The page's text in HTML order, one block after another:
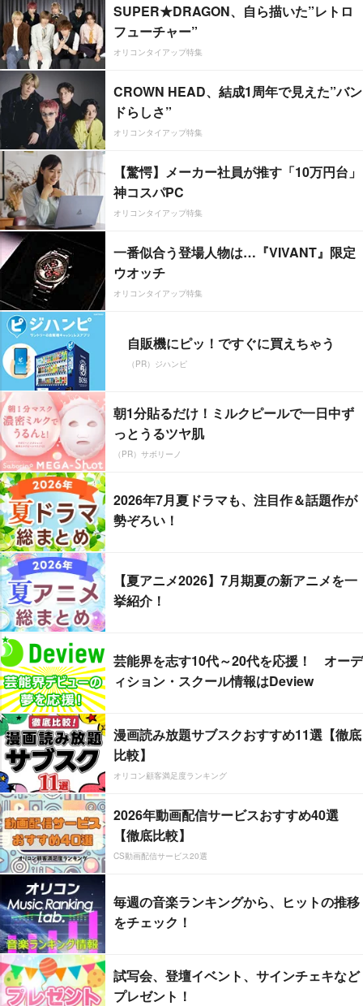
SUPER★DRAGON、自ら描いた”レトロ
フューチャー”
オリコンタイアップ特集
CROWN HEAD、結成1周年で見えた”バン
ドらしさ”
オリコンタイアップ特集
【驚愕】メーカー社員が推す「10万円台」
神コスパPC
オリコンタイアップ特集
一番似合う登場人物は…『VIVANT』限定
ウオッチ
オリコンタイアップ特集
自販機にピッ！ですぐに買えちゃう
（PR）ジハンピ
朝1分貼るだけ！ミルクピールで一日中ず
っとうるツヤ肌
（PR）サボリーノ
2026年7月夏ドラマも、注目作＆話題作が
勢ぞろい！
【夏アニメ2026】7月期夏の新アニメを一
挙紹介！
芸能界を志す10代～20代を応援！ オーデ
ィション・スクール情報はDeview
漫画読み放題サブスクおすすめ11選【徹底
比較】
オリコン顧客満足度ランキング
2026年動画配信サービスおすすめ40選
【徹底比較】
CS動画配信サービス20選
毎週の音楽ランキングから、ヒットの推移
をチェック！
試写会、登壇イベント、サインチェキなど
プレゼント！